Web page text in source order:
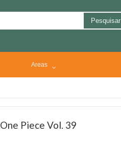
Pesquisar
Areas
One Piece Vol. 39